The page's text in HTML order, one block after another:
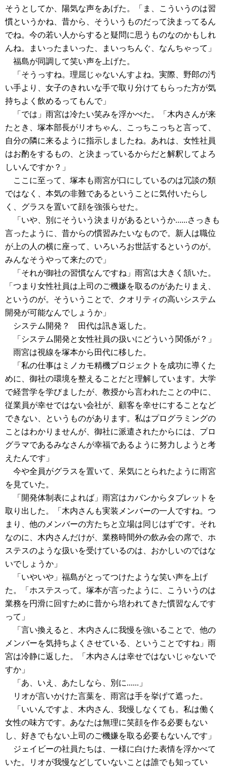
そうとしてか、陽気な声をあげた。「ま、こういうのは習
慣というかね、昔から、そういうものだって決まってるん
でね。今の若い人からすると疑問に思うものなのかもしれ
んね。まいったまいった、まいっちんぐ、なんちゃって」
福島が同調して笑い声を上げた。
「そうっすね。理屈じゃないんすよね。実際、野郎の汚
い手より、女子のきれいな手で取り分けてもらった方が気
持ちよく飲めるってもんで」
「では」雨宮は冷たい笑みを浮かべた。「木内さんが来
たとき、塚本部長がリオちゃん、こっちこっちと言って、
自分の隣に来るように指示しましたね。あれは、女性社員
はお酌をするもの、と決まっているからだと解釈してよろ
しいんですか？」
ここに至って、塚本も雨宮が口にしているのは冗談の類
ではなく、本気の非難であるということに気付いたらし
く、グラスを置いて顔を強張らせた。
「いや、別にそういう決まりがあるというか......さっきも
言ったように、昔からの慣習みたいなもので。新人は職位
が上の人の横に座って、いろいろお世話するというのが。
みんなそうやって来たので」
「それが御社の習慣なんですね」雨宮は大きく頷いた。
「つまり女性社員は上司のご機嫌を取るのがあたりまえ、
というのが。そういうことで、クオリティの高いシステム
開発が可能なんでしょうか」
システム開発？ 田代は訊き返した。
「システム開発と女性社員の扱いにどういう関係が？」
雨宮は視線を塚本から田代に移した。
「私の仕事はミノカモ精機プロジェクトを成功に導くた
めに、御社の環境を整えることだと理解しています。大学
で経営学を学びましたが、教授から言われたことの中に、
従業員が幸せではない会社が、顧客を幸せにすることなど
できない、というものがあります。私はプログラミングの
ことはわかりませんが、御社に派遣されたからには、プロ
グラマであるみなさんが幸福であるように努力しようと考
えたんです」
今や全員がグラスを置いて、呆気にとられたように雨宮
を見ていた。
「開発体制表によれば」雨宮はカバンからタブレットを
取り出した。「木内さんも実装メンバーの一人ですね。つ
まり、他のメンバーの方たちと立場は同じはずです。それ
なのに、木内さんだけが、業務時間外の飲み会の席で、ホ
ステスのような扱いを受けているのは、おかしいのではな
いでしょうか」
「いやいや」福島がとってつけたような笑い声を上げ
た。「ホステスって。塚本が言ったように、こういうのは
業務を円滑に回すために昔から培われてきた慣習なんです
って」
「言い換えると、木内さんに我慢を強いることで、他の
メンバーを気持ちよくさせている、ということですね」雨
宮は冷静に返した。「木内さんは幸せではないじゃないで
すか」
「あ、いえ、あたしなら、別に......」
リオが言いかけた言葉を、雨宮は手を挙げて遮った。
「いいんですよ、木内さん、我慢しなくても。私は働く
女性の味方です。あなたは無理に笑顔を作る必要もない
し、好きでもない上司のご機嫌を取る必要もないんです」
ジェイビーの社員たちは、一様に白けた表情を浮かべて
いた。リオが我慢などしていないことは誰でも知ってい